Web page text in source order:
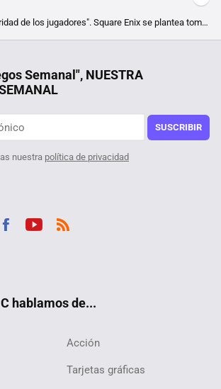
"Amenaza la seguridad de los jugadores". Square Enix se plantea tomar acciones legales contra un mod de Final Fantasy XIV
Si quieres hacer que el primer The Witcher tenga unos gráficos más "next gen", necesitas este mod para PC
Semanal", NUESTRA
SUSCRIBIR
nuestra política de privacidad
hablamos de...
Acción
Tarjetas gráficas